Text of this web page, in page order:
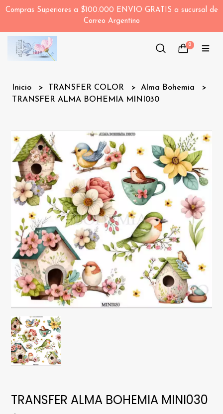
Compras Superiores a $100.000 ENVIO GRATIS a sucursal de
Correo Argentino
0
Inicio TRANSFER COLOR
Alma Bohemia
TRANSFER ALMA BOHEMIA MINI030
TRANSFER ALMA BOHEMIA MINI030